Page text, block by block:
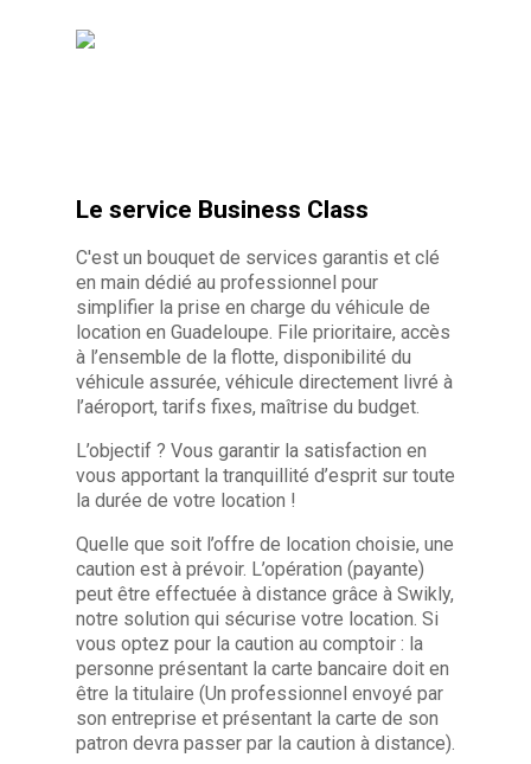
Le service Business Class
C'est un bouquet de services garantis et clé
en main dédié au professionnel pour
simplifier la prise en charge du véhicule de
location en Guadeloupe. File prioritaire, accès
à l’ensemble de la flotte, disponibilité du
véhicule assurée, véhicule directement livré à
l’aéroport, tarifs fixes, maîtrise du budget.
L’objectif ? Vous garantir la satisfaction en
vous apportant la tranquillité d’esprit sur toute
la durée de votre location !
Quelle que soit l’offre de location choisie, une
caution est à prévoir. L’opération (payante)
peut être effectuée à distance grâce à Swikly,
notre solution qui sécurise votre location. Si
vous optez pour la caution au comptoir : la
personne présentant la carte bancaire doit en
être la titulaire (Un professionnel envoyé par
son entreprise et présentant la carte de son
patron devra passer par la caution à distance).